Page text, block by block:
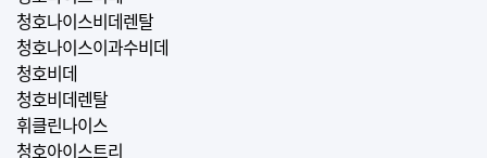
청호나이스비데렌탈
청호나이스이과수비데
청호비데
청호비데렌탈
휘클린나이스
청호아이스트리